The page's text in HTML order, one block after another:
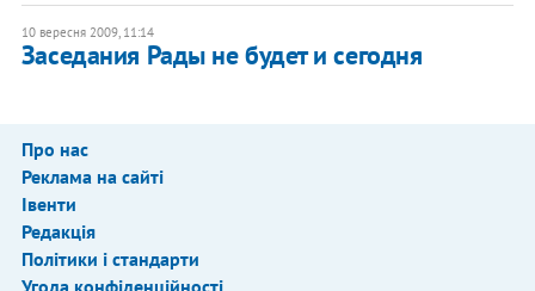
10 вересня 2009, 11:14
Заседания Рады не будет и сегодня
Про нас
Реклама на сайті
Івенти
Редакція
Політики і стандарти